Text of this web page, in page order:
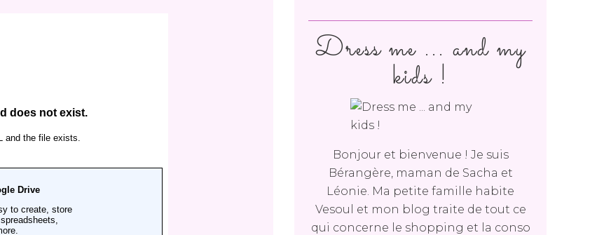
Dress me ... and my
kids !
Bonjour et bienvenue ! Je suis
Bérangère, maman de Sacha et
Léonie. Ma petite famille habite
Vesoul et mon blog traite de tout ce
qui concerne le shopping et la conso